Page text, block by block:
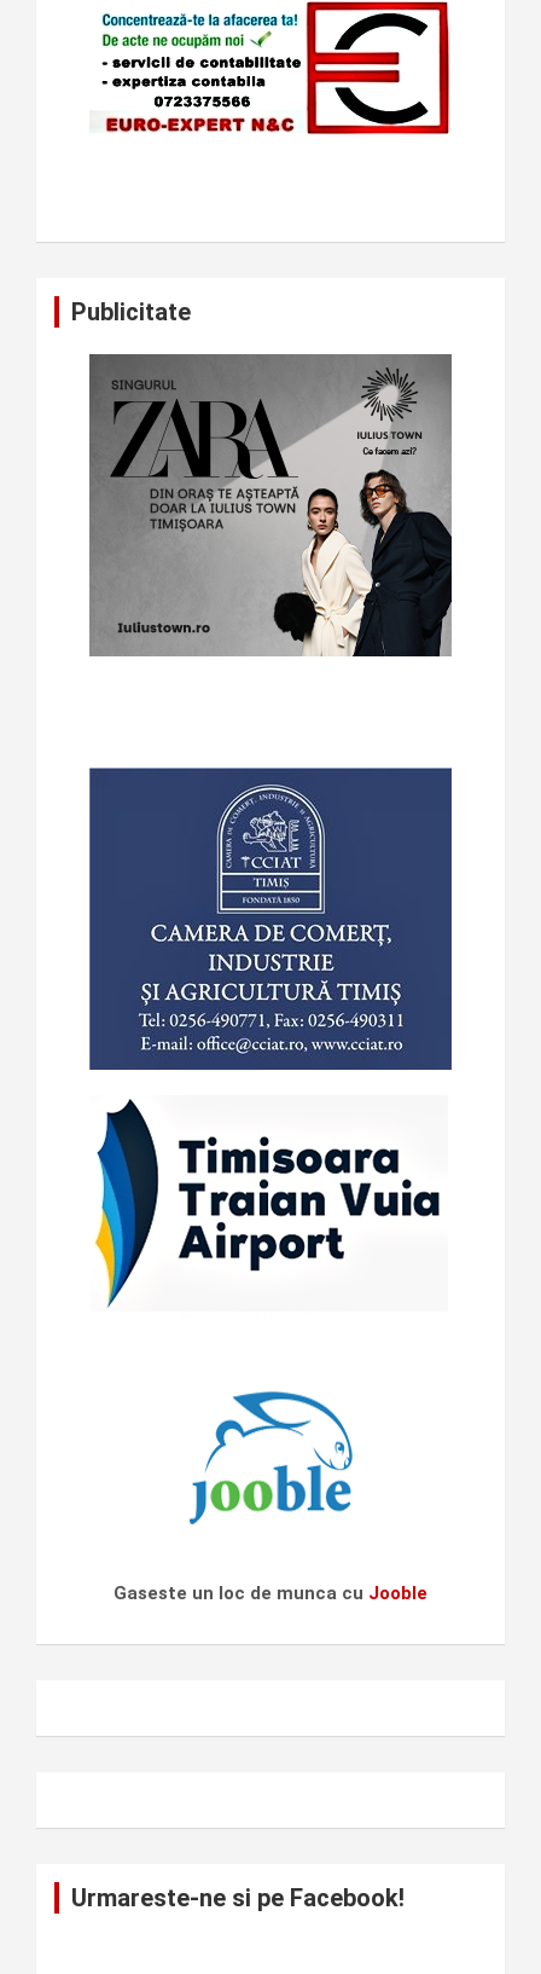
Publicitate
Gaseste un loc de munca cu Jooble
Urmareste-ne si pe Facebook!